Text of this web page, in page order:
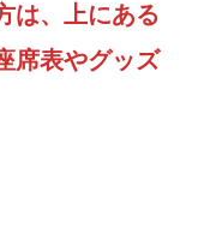
は、上にある
席表やグッズ